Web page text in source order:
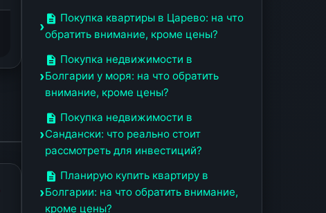
Покупка квартиры в Царево: на что
обратить внимание, кроме цены?
Покупка недвижимости в
Болгарии у моря: на что обратить
внимание, кроме цены?
Покупка недвижимости в
Сандански: что реально стоит
рассмотреть для инвестиций?
Планирую купить квартиру в
Болгарии: на что обратить внимание,
кроме цены?